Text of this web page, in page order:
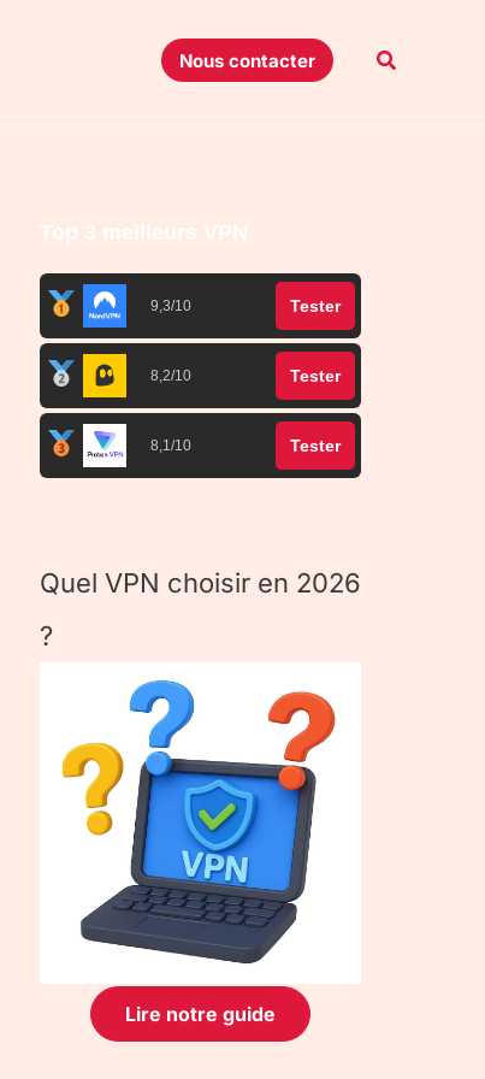
Nous contacter
Top 3 meilleurs VPN
9,3/10 Tester
8,2/10 Tester
8,1/10 Tester
Quel VPN choisir en 2026
?
Lire notre guide